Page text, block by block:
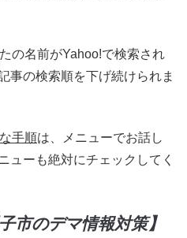
の名前がYahoo!で検索され
事の検索順を下げ続けられま
手順は、メニューでお話し
ューも絶対にチェックしてく
市のデマ情報対策】